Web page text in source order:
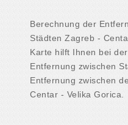
Berechnung der
Städten Zagreb -
Karte hilft Ihnen bei
Entfernung zwischen
Entfernung zwischen
Centar - Velika Gorica.